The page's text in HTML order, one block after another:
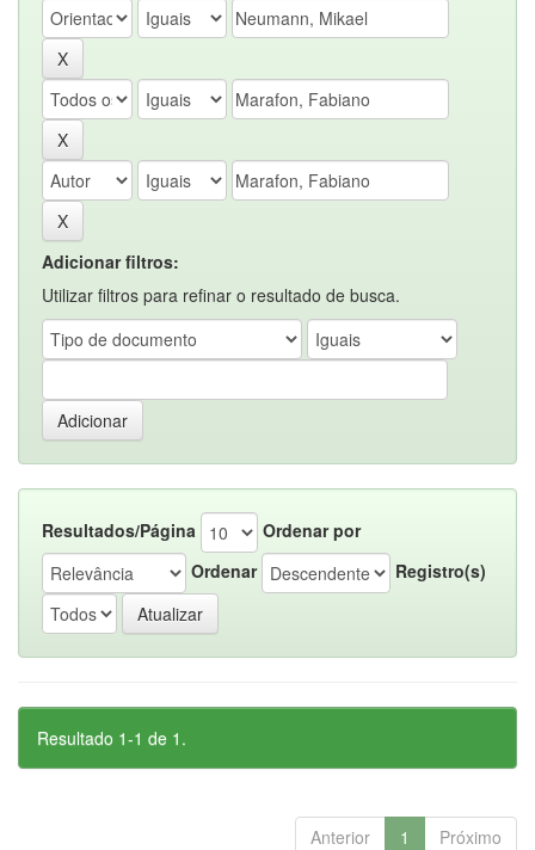
Adicionar filtros:
Utilizar filtros para refinar o resultado de busca.
Resultados/Página
Ordenar por
Ordenar
Registro(s)
Resultado 1-1 de 1.
Anterior 1 Próximo